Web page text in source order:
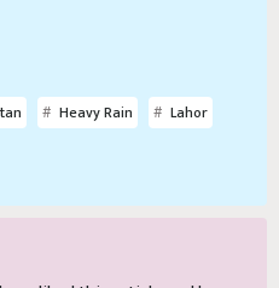
Heavy Rain
Lahor